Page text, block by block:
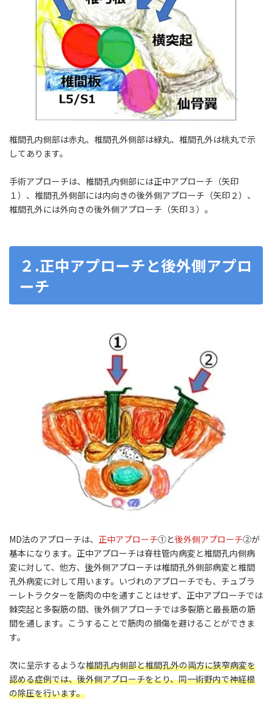
椎間孔内側部は赤丸、椎間孔外側部は緑丸、椎間孔外は桃丸で示
してあります。
手術アプローチは、椎間孔内側部には正中アプローチ（矢印
１）、椎間孔外側部には内向きの後外側アプローチ（矢印２）、
椎間孔外には外向きの後外側アプローチ（矢印３）。
２.正中アプローチと後外側アプロ
ーチ
MD法のアプローチは、 正中アプローチ①と後外側アプローチ②が
基本になります。 正中アプローチは脊柱管内病変と椎間孔内側病
変に対して、他方、 後外側アプローチは椎間孔外側部病変と椎間
孔外病変に対して用います。いづれのアプローチでも、チュブラ
ーレトラクターを筋肉の中を通すことはせず、正中アプローチでは
棘突起と多裂筋の間、後外側アプローチでは多裂筋と最長筋の筋
間を通します。こうすることで筋肉の損傷を避けることができま
す。
次に呈示するような椎間孔内側部と椎間孔外の両方に狭窄病変を
認める症例では、後外側アプローチをとり、同一術野内で神経根
の除圧を行います。